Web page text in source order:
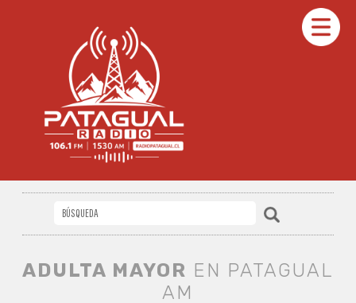
ADULTA MAYOR EN PATAGUAL
AM